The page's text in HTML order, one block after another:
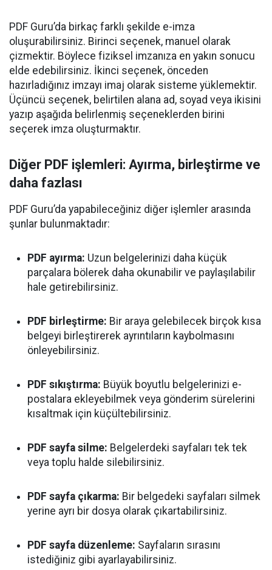
PDF Guru’da birkaç farklı şekilde e-imza
oluşurabilirsiniz. Birinci seçenek, manuel olarak
çizmektir. Böylece fiziksel imzanıza en yakın sonucu
elde edebilirsiniz. İkinci seçenek, önceden
hazırladığınız imzayı imaj olarak sisteme yüklemektir.
Üçüncü seçenek, belirtilen alana ad, soyad veya ikisini
yazıp aşağıda belirlenmiş seçeneklerden birini
seçerek imza oluşturmaktır.
Diğer PDF işlemleri: Ayırma, birleştirme ve
daha fazlası
PDF Guru’da yapabileceğiniz diğer işlemler arasında
şunlar bulunmaktadır:
PDF ayırma: Uzun belgelerinizi daha küçük
parçalara bölerek daha okunabilir ve paylaşılabilir
hale getirebilirsiniz.
PDF birleştirme: Bir araya gelebilecek birçok kısa
belgeyi birleştirerek ayrıntıların kaybolmasını
önleyebilirsiniz.
PDF sıkıştırma: Büyük boyutlu belgelerinizi e-
postalara ekleyebilmek veya gönderim sürelerini
kısaltmak için küçültebilirsiniz.
PDF sayfa silme: Belgelerdeki sayfaları tek tek
veya toplu halde silebilirsiniz.
PDF sayfa çıkarma: Bir belgedeki sayfaları silmek
yerine ayrı bir dosya olarak çıkartabilirsiniz.
PDF sayfa düzenleme: Sayfaların sırasını
istediğiniz gibi ayarlayabilirsiniz.